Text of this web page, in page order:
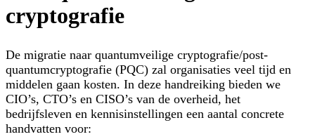
cryptografie
De migratie naar quantumveilige cryptografie/post-
quantumcryptografie (PQC) zal organisaties veel tijd en
middelen gaan kosten. In deze handreiking bieden we
CIO’s, CTO’s en CISO’s van de overheid, het
bedrijfsleven en kennisinstellingen een aantal concrete
handvatten voor: